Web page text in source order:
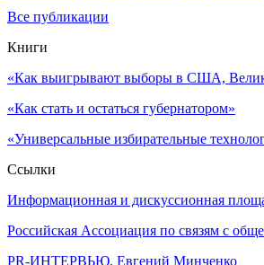
Все публикации
Книги
«Как выигрывают выборы в США,
«Как стать и остаться губернатором»
«Универсальные избирательные
Ссылки
Информационная и дискуссионная
Российская Ассоциация по связям с
PR-ИНТЕРВЬЮ, Евгений Минченко